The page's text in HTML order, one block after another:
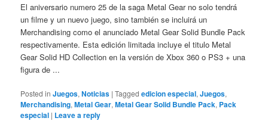
El aniversario numero 25 de la saga Metal Gear no solo tendrá
un filme y un nuevo juego, sino también se incluirá un
Merchandising como el anunciado Metal Gear Solid Bundle Pack
respectivamente. Esta edición limitada incluye el titulo Metal
Gear Solid HD Collection en la versión de Xbox 360 o PS3 + una
figura de ...
Posted in Juegos,Noticias |Tagged edicion especial,Juegos,
Merchandising,Metal Gear,Metal Gear Solid Bundle Pack, Pack
especial | Leave a reply